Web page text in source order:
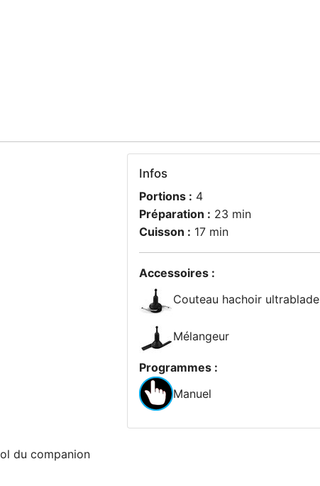
du companion
Infos
Portions : 4
Préparation : 23 min
Cuisson : 17 min
Accessoires :
Couteau hachoir ultrablade
Mélangeur
Programmes :
Manuel